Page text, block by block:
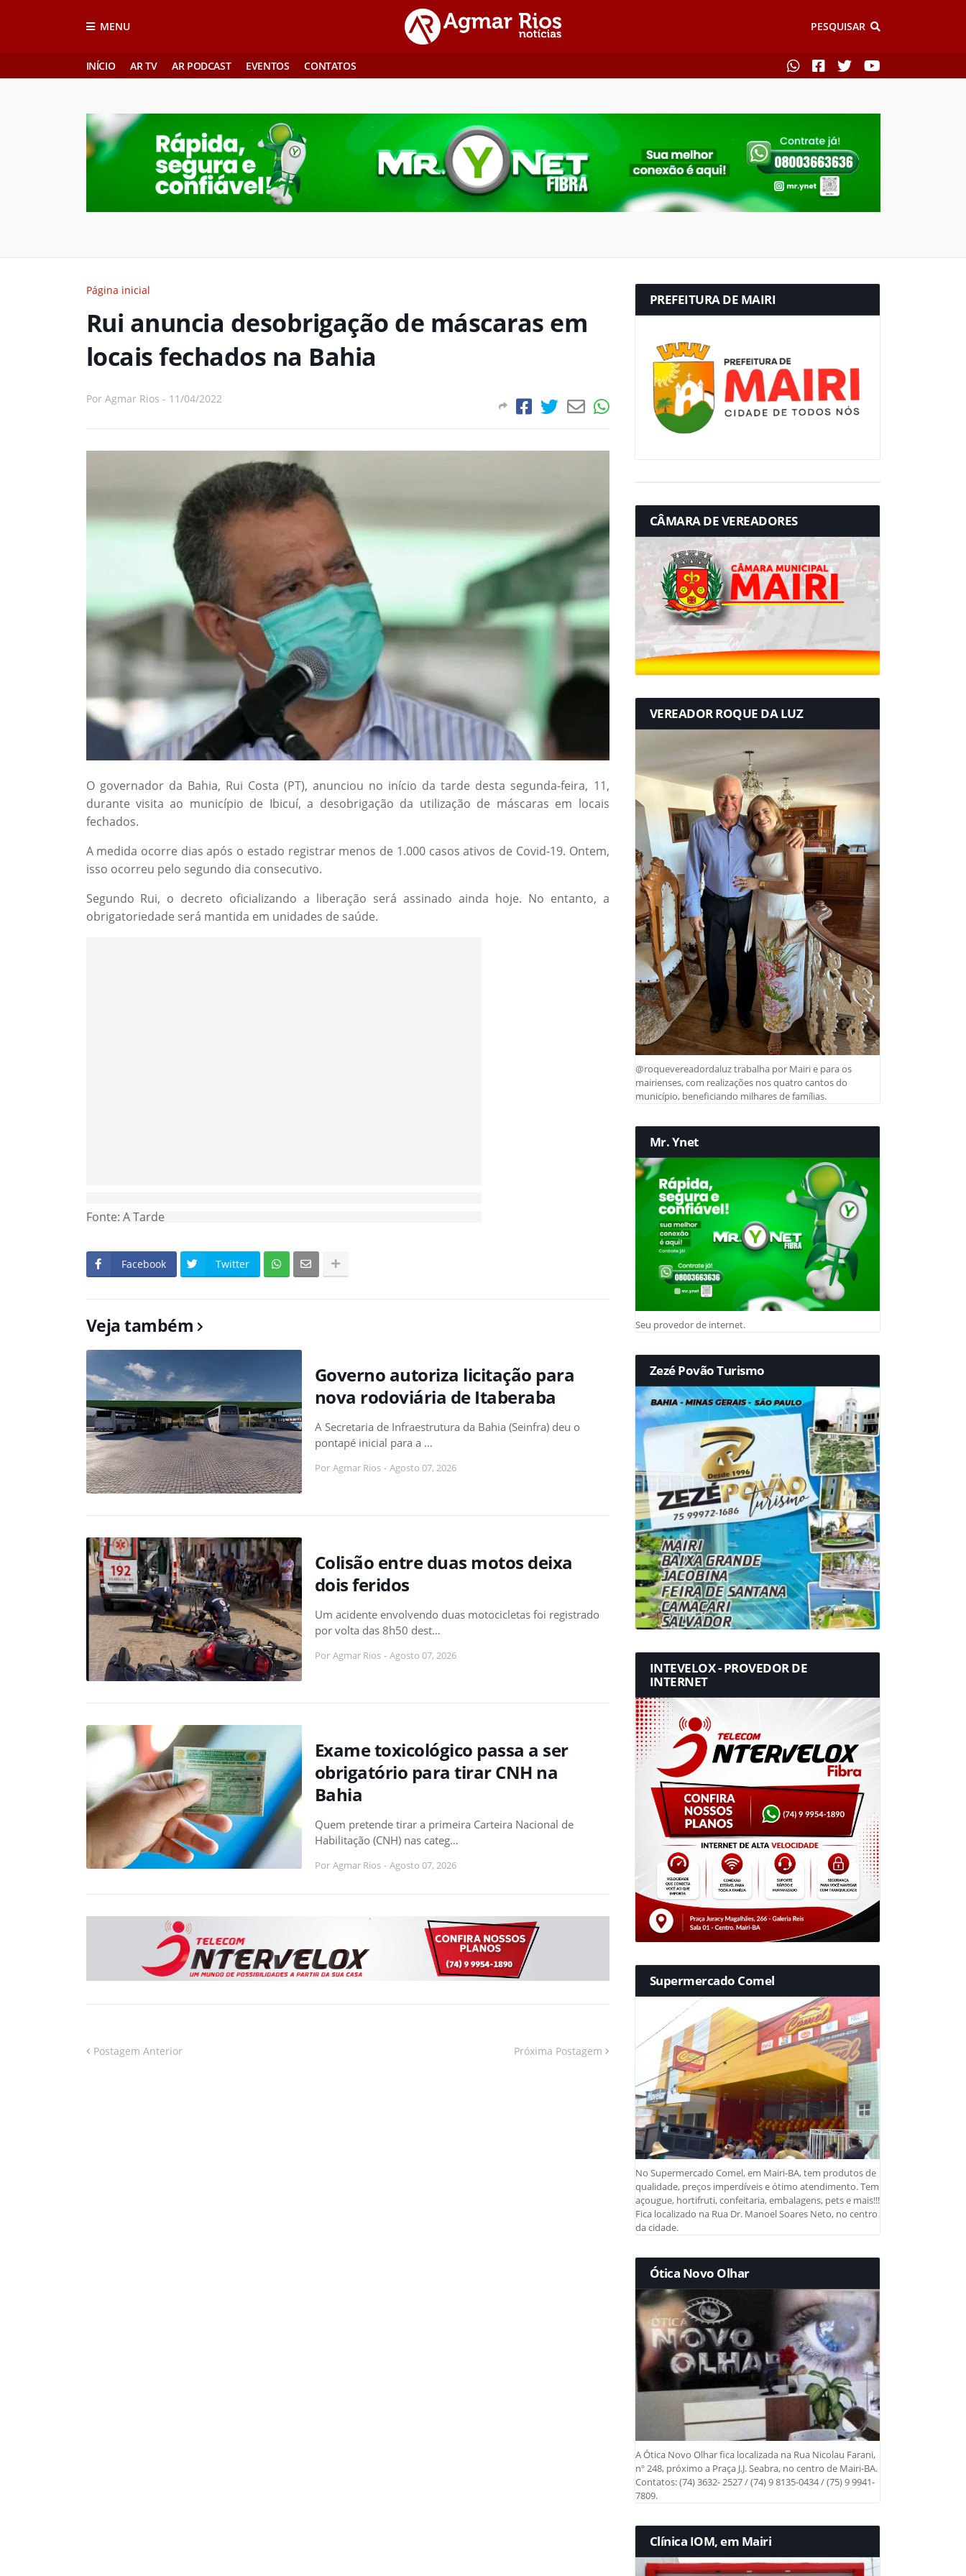
MENU PESQUISAR
INÍCIO AR TV AR PODCAST EVENTOS CONTATOS
Página inicial
Rui anuncia desobrigação de máscaras em
locais fechados na Bahia
Por Agmar Rios - 11/04/2022
O governador da Bahia, Rui Costa (PT), anunciou no início da tarde desta segunda-feira, 11,
durante visita ao município de Ibicuí, a desobrigação da utilização de máscaras em locais
fechados.
A medida ocorre dias após o estado registrar menos de 1.000 casos ativos de Covid-19. Ontem,
isso ocorreu pelo segundo dia consecutivo.
Segundo Rui, o decreto oficializando a liberação será assinado ainda hoje. No entanto, a
obrigatoriedade será mantida em unidades de saúde.
Fonte: A Tarde
Facebook Twitter
Veja também
Governo autoriza licitação para
nova rodoviária de Itaberaba
A Secretaria de Infraestrutura da Bahia (Seinfra) deu o
pontapé inicial para a …
Por Agmar Rios - Agosto 07, 2026
Colisão entre duas motos deixa
dois feridos
Um acidente envolvendo duas motocicletas foi registrado
por volta das 8h50 dest…
Por Agmar Rios - Agosto 07, 2026
Exame toxicológico passa a ser
obrigatório para tirar CNH na
Bahia
Quem pretende tirar a primeira Carteira Nacional de
Habilitação (CNH) nas categ…
Por Agmar Rios - Agosto 07, 2026
Postagem Anterior Próxima Postagem
PREFEITURA DE MAIRI
CÂMARA DE VEREADORES
VEREADOR ROQUE DA LUZ
@roquevereadordaluz trabalha por Mairi e para os
mairienses, com realizações nos quatro cantos do
município, beneficiando milhares de famílias.
Mr. Ynet
Seu provedor de internet.
Zezé Povão Turismo
INTEVELOX - PROVEDOR DE
INTERNET
Supermercado Comel
No Supermercado Comel, em Mairi-BA, tem produtos de
qualidade, preços imperdíveis e ótimo atendimento. Tem
açougue, hortifruti, confeitaria, embalagens, pets e mais!!!
Fica localizado na Rua Dr. Manoel Soares Neto, no centro
da cidade.
Ótica Novo Olhar
A Ótica Novo Olhar fica localizada na Rua Nicolau Farani,
nº 248, próximo a Praça J.J. Seabra, no centro de Mairi-BA.
Contatos: (74) 3632- 2527 / (74) 9 8135-0434 / (75) 9 9941-
7809.
Clínica IOM, em Mairi